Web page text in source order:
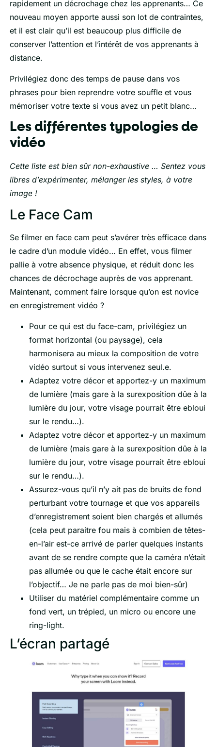
rapidement un décrochage chez les apprenants… Ce
nouveau moyen apporte aussi son lot de contraintes,
et il est clair qu’il est beaucoup plus difficile de
conserver l’attention et l’intérêt de vos apprenants à
distance.
Privilégiez donc des temps de pause dans vos
phrases pour bien reprendre votre souffle et vous
mémoriser votre texte si vous avez un petit blanc…
Les différentes typologies de
vidéo
Cette liste est bien sûr non-exhaustive … Sentez vous
libres d’expérimenter, mélanger les styles, à votre
image !
Le Face Cam
Se filmer en face cam peut s’avérer très efficace dans
le cadre d’un module vidéo… En effet, vous filmer
pallie à votre absence physique, et réduit donc les
chances de décrochage auprès de vos apprenant.
Maintenant, comment faire lorsque qu’on est novice
en enregistrement vidéo ?
Pour ce qui est du face-cam, privilégiez un
format horizontal (ou paysage), cela
harmonisera au mieux la composition de votre
vidéo surtout si vous intervenez seul.e.
Adaptez votre décor et apportez-y un maximum
de lumière (mais gare à la surexposition dûe à la
lumière du jour, votre visage pourrait être ebloui
sur le rendu…).
Adaptez votre décor et apportez-y un maximum
de lumière (mais gare à la surexposition dûe à la
lumière du jour, votre visage pourrait être ebloui
sur le rendu…).
Assurez-vous qu’il n’y ait pas de bruits de fond
perturbant votre tournage et que vos appareils
d’enregistrement soient bien chargés et allumés
(cela peut paraitre fou mais à combien de têtes-
en-l’air est-ce arrivé de parler quelques instants
avant de se rendre compte que la caméra n’était
pas allumée ou que le cache était encore sur
l’objectif… Je ne parle pas de moi bien-sûr)
Utiliser du matériel complémentaire comme un
fond vert, un trépied, un micro ou encore une
ring-light.
L’écran partagé